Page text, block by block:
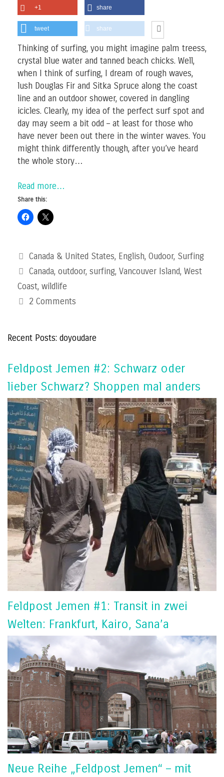
+1 share
tweet share
Thinking of surfing, you might imagine palm treess,
crystal blue water and tanned beach chicks. Well,
when I think of surfing, I dream of rough waves,
lush Douglas Fir and Sitka Spruce along the coast
line and an outdoor shower, covered in dangling
icicles. Clearly, my idea of the perfect surf spot and
day may seem a bit odd – at least for those who
have never been out there in the winter waves. You
might think differently though, after you’ve heard
the whole story…
Read more…
Share this:
Categories
Canada & United States, English,Oudoor, Surfing
Tags
Canada,outdoor,surfing,Vancouver Island,West
Coast, wildlife
2 Comments
Recent Posts: doyoudare
Feldpost Jemen #2: Schwarz oder
lieber Schwarz? Shoppen mal anders
Feldpost Jemen #1: Transit in zwei
Welten: Frankfurt, Kairo, Sana’a
Neue Reihe „Feldpost Jemen“ – mit